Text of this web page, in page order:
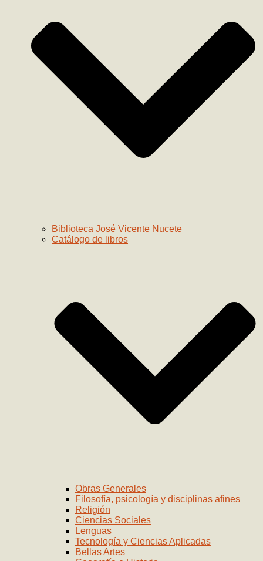
Biblioteca José Vicente Nucete
Catálogo de libros
Obras Generales
Filosofía, psicología y disciplinas afines
Religión
Ciencias Sociales
Lenguas
Tecnología y Ciencias Aplicadas
Bellas Artes